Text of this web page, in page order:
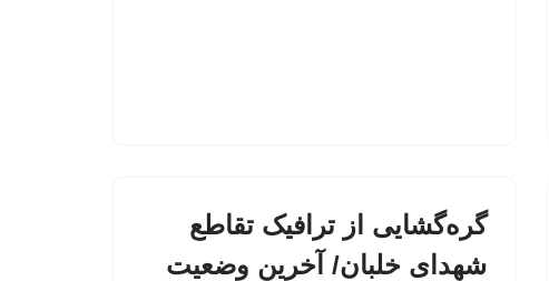
گره‌گشایی از ترافیک تقاطع
شهدای خلبان/ آخرین وضعیت